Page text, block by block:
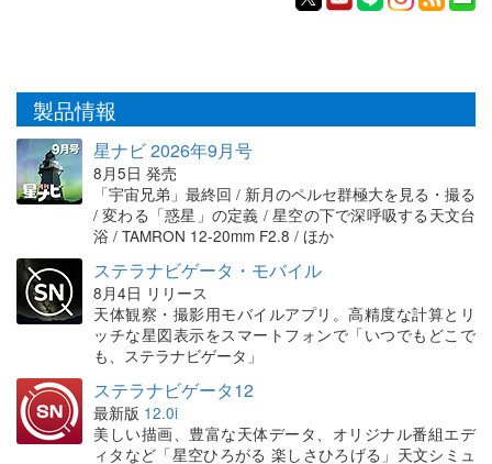
製品情報
星ナビ 2026年9月号
8月5日 発売
「宇宙兄弟」最終回 / 新月のペルセ群極大を見る・撮る
/ 変わる「惑星」の定義 / 星空の下で深呼吸する天文台
浴 / TAMRON 12-20mm F2.8 / ほか
ステラナビゲータ・モバイル
8月4日 リリース
天体観察・撮影用モバイルアプリ。高精度な計算とリ
ッチな星図表示をスマートフォンで「いつでもどこで
も、ステラナビゲータ」
ステラナビゲータ12
最新版 12.0i
美しい描画、豊富な天体データ、オリジナル番組エデ
ィタなど「星空ひろがる 楽しさひろげる」天文シミュ